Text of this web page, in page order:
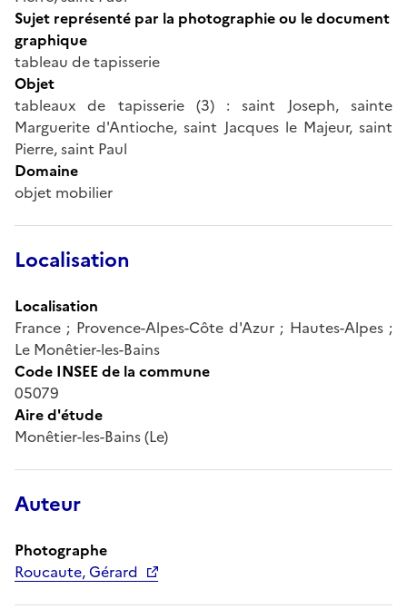
Sujet représenté par la photographie ou le document
graphique
tableau de tapisserie
Objet
tableaux de tapisserie (3) : saint Joseph, sainte
Marguerite d'Antioche, saint Jacques le Majeur, saint
Pierre, saint Paul
Domaine
objet mobilier
Localisation
Localisation
France ; Provence-Alpes-Côte d'Azur ; Hautes-Alpes ;
Le Monêtier-les-Bains
Code INSEE de la commune
05079
Aire d'étude
Monêtier-les-Bains (Le)
Auteur
Photographe
Roucaute, Gérard